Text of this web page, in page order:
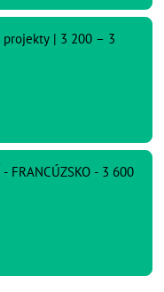
projekty | 3 200 – 3
- FRANCÚZSKO - 3 600